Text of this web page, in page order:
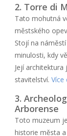
2. Torre di
Tato mohutná
městského
Stojí na
minulosti, kdy
Její
stavitelství. Více
3.
Arborense
Toto muzeum
historie města